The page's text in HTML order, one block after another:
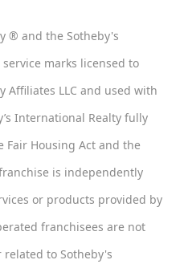
® and the Sotheby's
marks licensed to
Affiliates LLC and used with
International Realty fully
Housing Act and the
is independently
or products provided by
franchisees are not
to Sotheby's